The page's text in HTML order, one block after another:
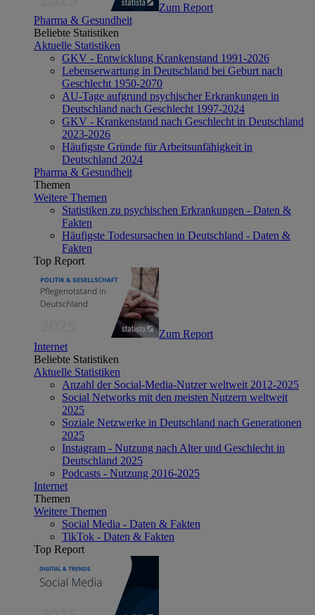
Zum Report
Pharma & Gesundheit
Beliebte Statistiken
Aktuelle Statistiken
GKV - Entwicklung Krankenstand 1991-2026
Lebenserwartung in Deutschland bei Geburt nach
Geschlecht 1950-2070
AU-Tage aufgrund psychischer Erkrankungen in
Deutschland nach Geschlecht 1997-2024
GKV - Krankenstand nach Geschlecht in Deutschland
2023-2026
Häufigste Gründe für Arbeitsunfähigkeit in
Deutschland 2024
Pharma & Gesundheit
Themen
Weitere Themen
Statistiken zu psychischen Erkrankungen - Daten &
Fakten
Häufigste Todesursachen in Deutschland - Daten &
Fakten
Top Report
Zum Report
Internet
Beliebte Statistiken
Aktuelle Statistiken
Anzahl der Social-Media-Nutzer weltweit 2012-2025
Social Networks mit den meisten Nutzern weltweit
2025
Soziale Netzwerke in Deutschland nach Generationen
2025
Instagram - Nutzung nach Alter und Geschlecht in
Deutschland 2025
Podcasts - Nutzung 2016-2025
Internet
Themen
Weitere Themen
Social Media - Daten & Fakten
TikTok - Daten & Fakten
Top Report